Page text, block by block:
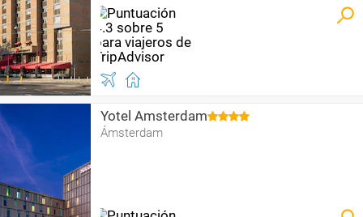
Yotel Amsterdam
Ámsterdam